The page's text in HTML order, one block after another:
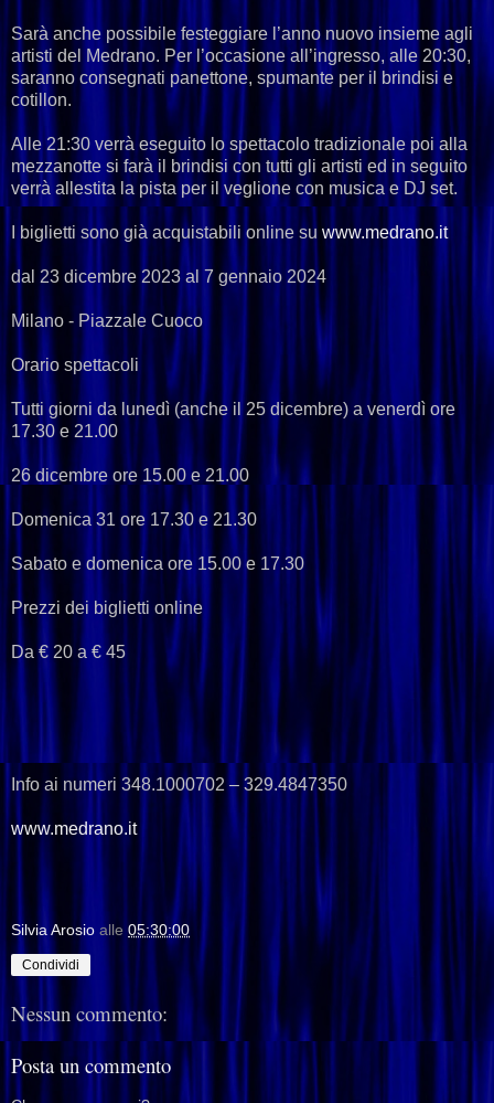
Sarà anche possibile festeggiare l’anno nuovo insieme agli
artisti del Medrano. Per l’occasione all’ingresso, alle 20:30,
saranno consegnati panettone, spumante per il brindisi e
cotillon.
Alle 21:30 verrà eseguito lo spettacolo tradizionale poi alla
mezzanotte si farà il brindisi con tutti gli artisti ed in seguito
verrà allestita la pista per il veglione con musica e DJ set.
I biglietti sono già acquistabili online su www.medrano.it
dal 23 dicembre 2023 al 7 gennaio 2024
Milano - Piazzale Cuoco
Orario spettacoli
Tutti giorni da lunedì (anche il 25 dicembre) a venerdì ore
17.30 e 21.00
26 dicembre ore 15.00 e 21.00
Domenica 31 ore 17.30 e 21.30
Sabato e domenica ore 15.00 e 17.30
Prezzi dei biglietti online
Da € 20 a € 45
Info ai numeri 348.1000702 – 329.4847350
www.medrano.it
Silvia Arosio alle 05:30:00
Condividi
Nessun commento:
Posta un commento